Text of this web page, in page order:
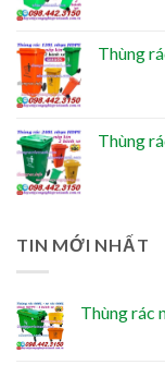
Thùng
Thùng
TIN MỚI NHẤT
Thùng rác